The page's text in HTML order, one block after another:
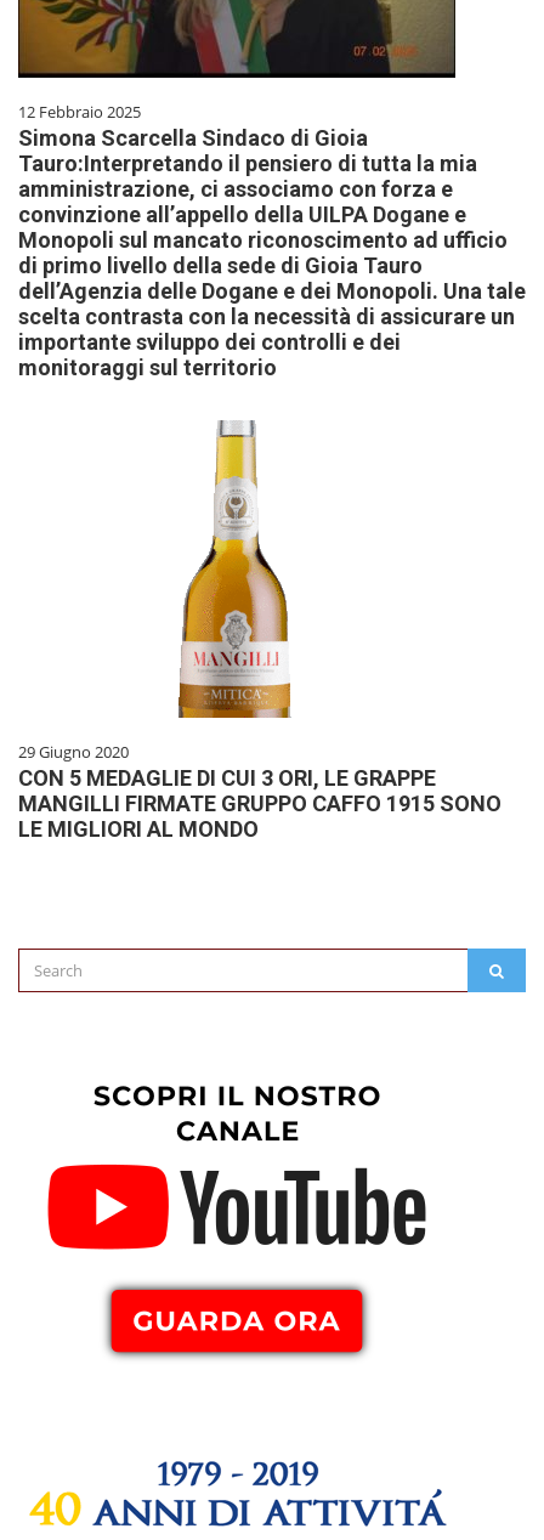
12 Febbraio 2025
Simona Scarcella Sindaco di Gioia
Tauro:Interpretando il pensiero di tutta la mia
amministrazione, ci associamo con forza e
convinzione all’appello della UILPA Dogane e
Monopoli sul mancato riconoscimento ad ufficio
di primo livello della sede di Gioia Tauro
dell’Agenzia delle Dogane e dei Monopoli. Una tale
scelta contrasta con la necessità di assicurare un
importante sviluppo dei controlli e dei
monitoraggi sul territorio
29 Giugno 2020
CON 5 MEDAGLIE DI CUI 3 ORI, LE GRAPPE
MANGILLI FIRMATE GRUPPO CAFFO 1915 SONO
LE MIGLIORI AL MONDO
Search
for: